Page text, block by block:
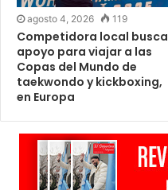
agosto 4, 2026 119
Competidora local busca
apoyo para viajar a las
Copas del Mundo de
taekwondo y kickboxing,
en Europa